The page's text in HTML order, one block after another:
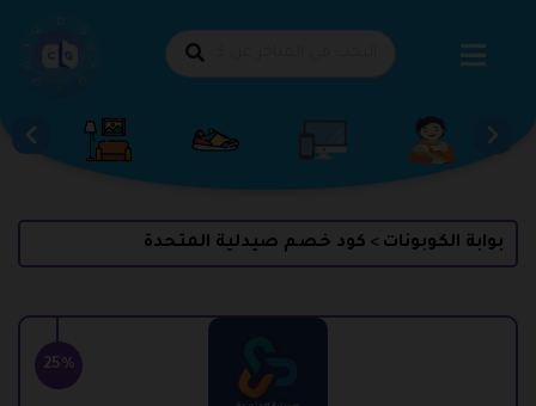
بوابة الكوبونات > كود خصم صيدلية المتحدة
25%